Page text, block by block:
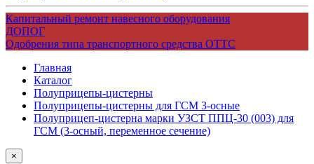
Капитальный ремонт навесного оборудования
ДОПОГ
Одобрения типа транспортного средства ОТТС
Главная
Каталог
Полуприцепы-цистерны
Полуприцепы-цистерны для ГСМ 3-осные
Полуприцеп-цистерна марки УЗСТ ППЦ-30 (003) для
ГСМ (3-осный, переменное сечение)
×